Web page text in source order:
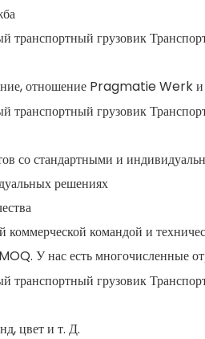
отношение Pragmatie Werk
со стандартными и
решениях
коммерческой командой и
У нас есть многочисленные
цвет и т. Д.